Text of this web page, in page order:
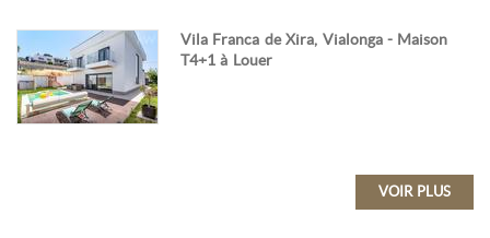
Vila Franca de Xira, Vialonga - Maison
T4+1 à Louer
VOIR PLUS